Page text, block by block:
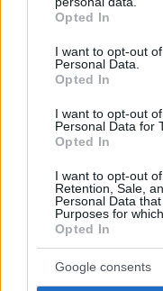
grant or deny consent
use your data for
consent section.
Opted In
I want to opt-out
Personal Data.
Opted In
I want to opt-out
Personal Data for
Opted In
I want to opt-out
Retention, Sale,
Personal Data
Purposes for
Opted In
Google consents
Ακολουθήστε το
και μάθετε πρώτοι
Δείτε όλες τις
και τον Κόσμο, τη
Protothema.gr